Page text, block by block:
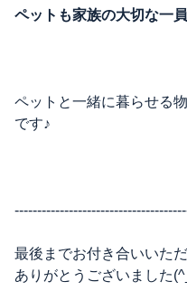
ペットも家族の大切な一員
ペットと一緒に暮らせる
です♪
最後までお付き合いいた
ありがとうございました